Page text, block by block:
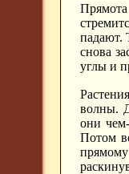
падают.
снова
углы и
волны.
они
Потом